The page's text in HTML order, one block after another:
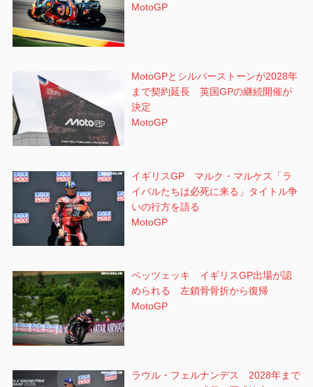
MotoGP
MotoGPとシルバーストーンが2028年
まで契約延長 英国GPの継続開催が
決定
MotoGP
イギリスGP マルク・マルケス「ラ
イバルたちは必死に来る」タイトル争
いの行方を語る
MotoGP
ベッツェッキ イギリスGP出場が認
められる 左鎖骨骨折から復帰
MotoGP
ラウル・フェルナンデス 2028年まで